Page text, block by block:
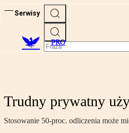
Serwisy
PRO
Trudny prywatny
Stosowanie 50-proc. odliczenia może